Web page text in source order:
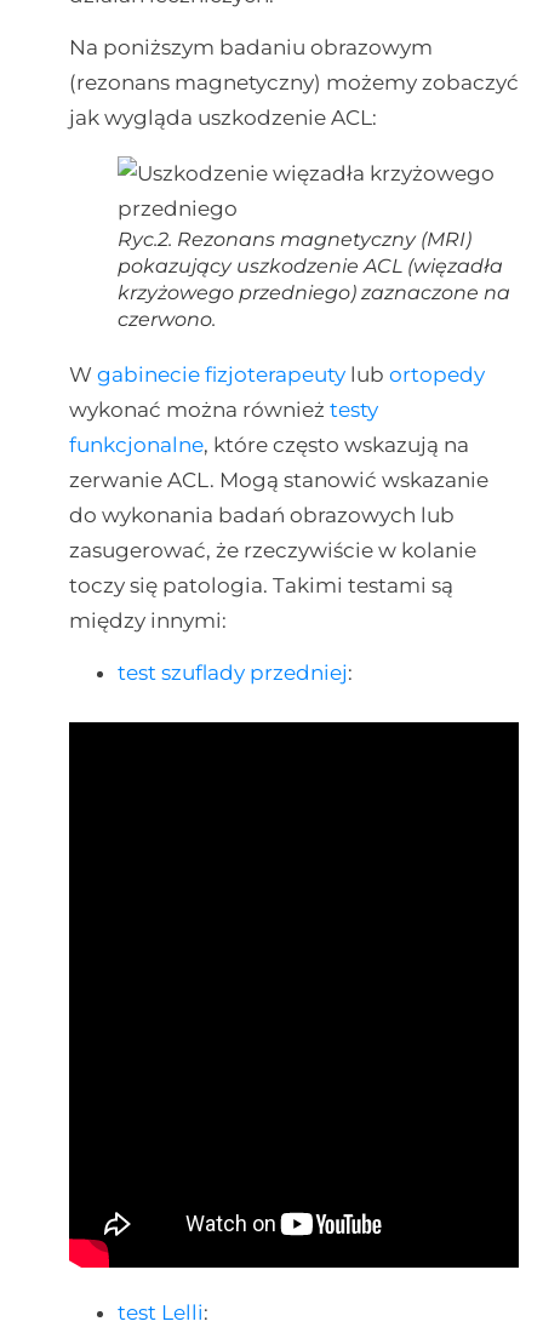
Na poniższym badaniu obrazowym
(rezonans magnetyczny) możemy zobaczyć
jak wygląda uszkodzenie ACL:
Ryc.2. Rezonans magnetyczny (MRI)
pokazujący uszkodzenie ACL (więzadła
krzyżowego przedniego) zaznaczone na
czerwono.
W gabinecie fizjoterapeutylub ortopedy
wykonać można również testy
funkcjonalne, które często wskazują na
zerwanie ACL. Mogą stanowić wskazanie
do wykonania badań obrazowych lub
zasugerować, że rzeczywiście w kolanie
toczy się patologia. Takimi testami są
między innymi:
test szuflady przedniej:
test Lelli: